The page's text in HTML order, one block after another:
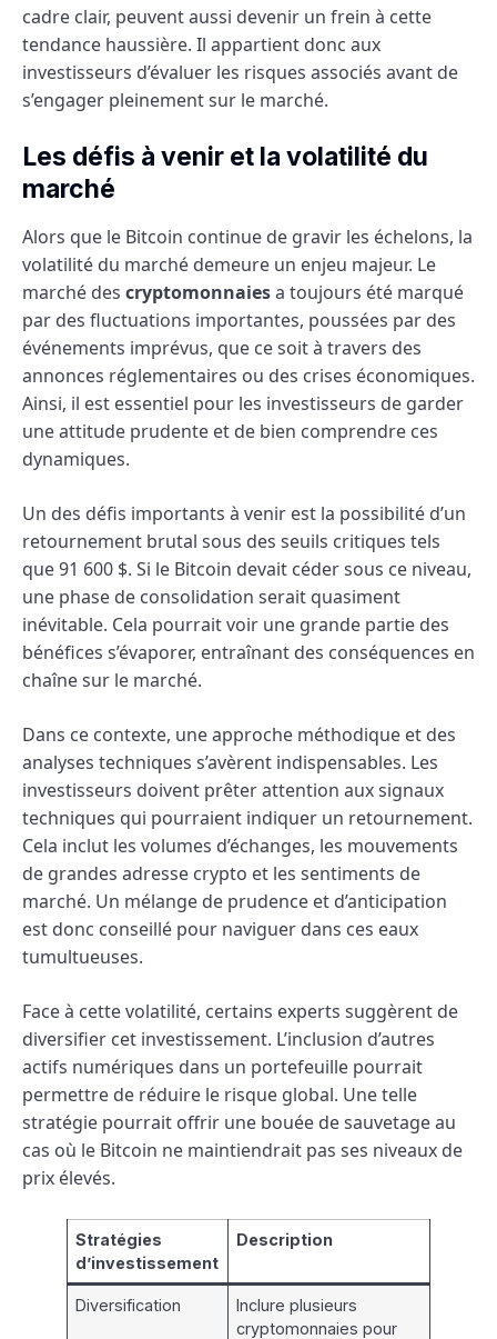
cadre clair, peuvent aussi devenir un frein à cette
tendance haussière. Il appartient donc aux
investisseurs d’évaluer les risques associés avant de
s’engager pleinement sur le marché.
Les défis à venir et la volatilité du
marché
Alors que le Bitcoin continue de gravir les échelons, la
volatilité du marché demeure un enjeu majeur. Le
marché des cryptomonnaiesa toujours été marqué
par des fluctuations importantes, poussées par des
événements imprévus, que ce soit à travers des
annonces réglementaires ou des crises économiques.
Ainsi, il est essentiel pour les investisseurs de garder
une attitude prudente et de bien comprendre ces
dynamiques.
Un des défis importants à venir est la possibilité d’un
retournement brutal sous des seuils critiques tels
que 91 600 $. Si le Bitcoin devait céder sous ce niveau,
une phase de consolidation serait quasiment
inévitable. Cela pourrait voir une grande partie des
bénéfices s’évaporer, entraînant des conséquences en
chaîne sur le marché.
Dans ce contexte, une approche méthodique et des
analyses techniques s’avèrent indispensables. Les
investisseurs doivent prêter attention aux signaux
techniques qui pourraient indiquer un retournement.
Cela inclut les volumes d’échanges, les mouvements
de grandes adresse crypto et les sentiments de
marché. Un mélange de prudence et d’anticipation
est donc conseillé pour naviguer dans ces eaux
tumultueuses.
Face à cette volatilité, certains experts suggèrent de
diversifier cet investissement. L’inclusion d’autres
actifs numériques dans un portefeuille pourrait
permettre de réduire le risque global. Une telle
stratégie pourrait offrir une bouée de sauvetage au
cas où le Bitcoin ne maintiendrait pas ses niveaux de
prix élevés.
Stratégies
d’investissement
Description
Diversification
Inclure plusieurs
cryptomonnaies pour